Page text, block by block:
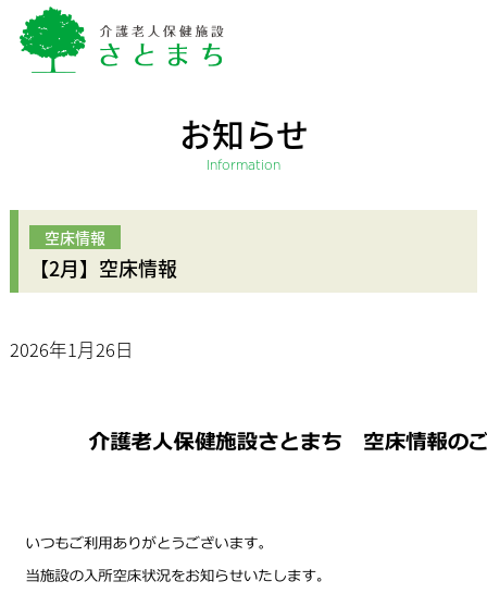
お知らせ
Information
【2月】空床情報
2026年1月26日